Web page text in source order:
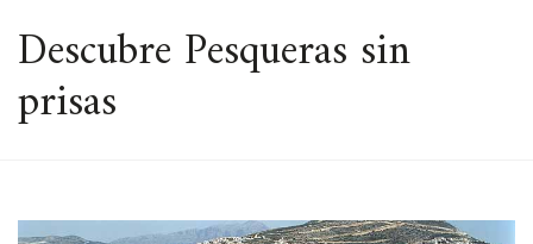
ESPACIO
Descubre Pesqueras sin
prisas